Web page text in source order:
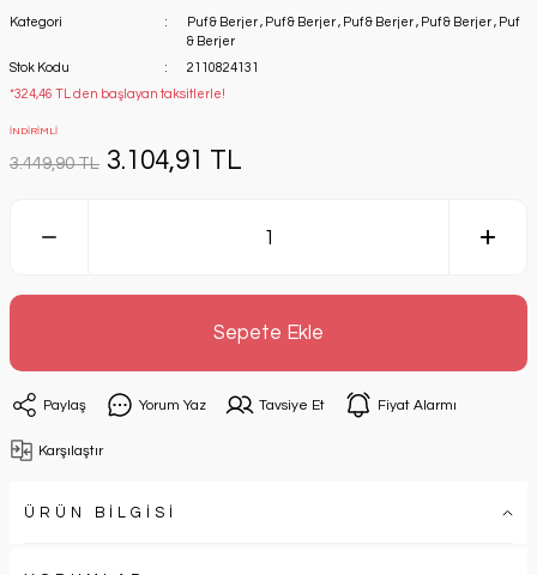
Kategori Puf & Berjer , Puf & Berjer , Puf & Berjer , Puf & Berjer , Puf
& Berjer
Stok Kodu
2110824131
*324,46 TL den başlayan taksitlerle!
İNDİRİMLİ
3.449,90 TL 3.104,91 TL
Sepete Ekle
Paylaş Yorum Yaz Tavsiye Et Fiyat Alarmı
Karşılaştır
ÜRÜN BİLGİSİ